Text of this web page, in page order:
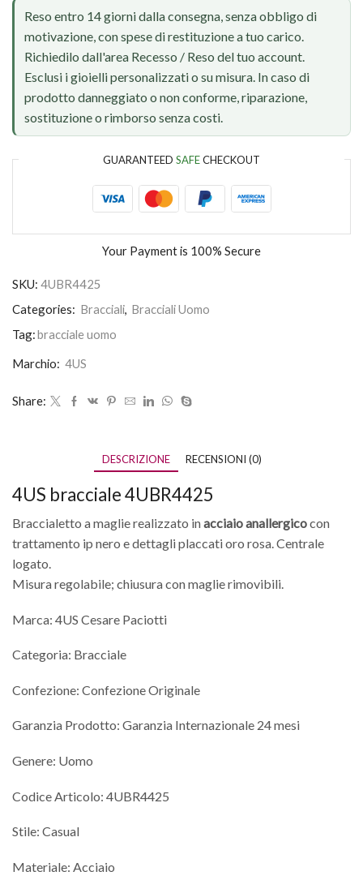
Reso entro 14 giorni dalla consegna, senza obbligo di
motivazione, con spese di restituzione a tuo carico.
Richiedilo dall'area Recesso / Reso del tuo account.
Esclusi i gioielli personalizzati o su misura. In caso di
prodotto danneggiato o non conforme, riparazione,
sostituzione o rimborso senza costi.
GUARANTEED SAFECHECKOUT
Your Payment is 100% Secure
SKU: 4UBR4425
Categories: Bracciali, Bracciali Uomo
Tag:bracciale uomo
Marchio: 4US
Share:
DESCRIZIONE RECENSIONI (0)
4US bracciale 4UBR4425
Braccialetto a maglie realizzato inacciaio anallergicocon
trattamento ip nero e dettagli placcati oro rosa. Centrale
logato.
Misura regolabile; chiusura con maglie rimovibili.
Marca: 4US Cesare Paciotti
Categoria: Bracciale
Confezione: Confezione Originale
Garanzia Prodotto: Garanzia Internazionale 24 mesi
Genere: Uomo
Codice Articolo: 4UBR4425
Stile: Casual
Materiale: Acciaio